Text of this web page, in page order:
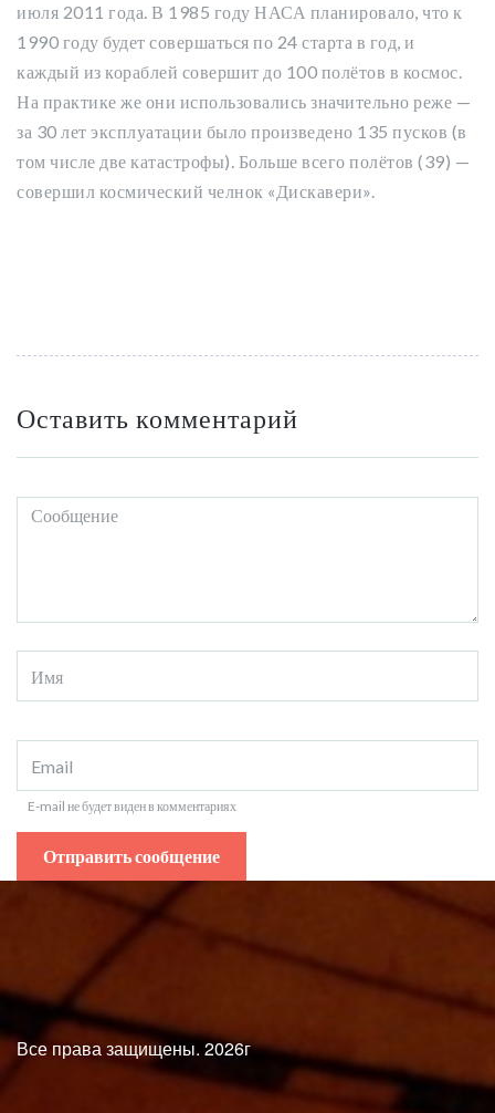
июля 2011 года. В 1985 году НАСА планировало, что к
1990 году будет совершаться по 24 старта в год, и
каждый из кораблей совершит до 100 полётов в космос.
На практике же они использовались значительно реже —
за 30 лет эксплуатации было произведено 135 пусков (в
том числе две катастрофы). Больше всего полётов (39) —
совершил космический челнок «Дискавери».
Оставить комментарий
E-mail не будет виден в комментариях
Все права защищены. 2026г